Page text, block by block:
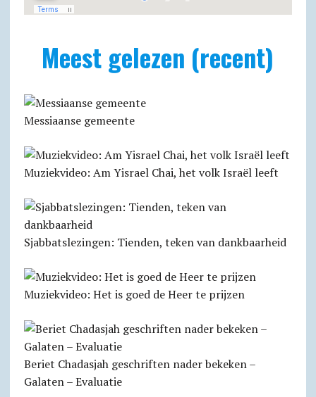
Meest gelezen (recent)
Messiaanse gemeente
Muziekvideo: Am Yisrael Chai, het volk Israël leeft
Sjabbats­lezingen: Tienden, teken van dankbaarheid
Muziekvideo: Het is goed de Heer te prijzen
Beriet Chadasjah geschriften nader bekeken –
Galaten – Evaluatie